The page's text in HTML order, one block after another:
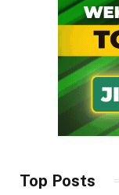
Top Posts